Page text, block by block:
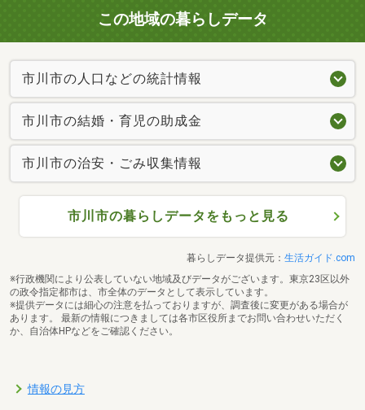
この地域の暮らしデータ
市川市の人口などの統計情報
市川市の結婚・育児の助成金
市川市の治安・ごみ収集情報
市川市の暮らしデータをもっと見る
暮らしデータ提供元： 生活ガイド.com
※行政機関により公表していない地域及びデータがございます。東京23区以外
の政令指定都市は、市全体のデータとして表示しています。
※提供データには細心の注意を払っておりますが、調査後に変更がある場合が
あります。 最新の情報につきましては各市区役所までお問い合わせいただく
か、自治体HPなどをご確認ください。
情報の見方